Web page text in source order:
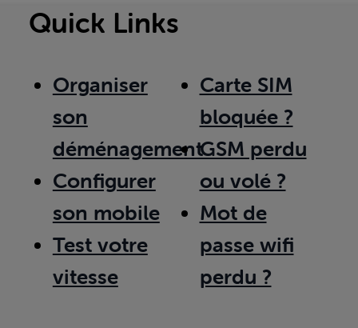
Quick Links
Organiser
son
déménagement
Configurer
son mobile
Test votre
vitesse
Carte SIM
bloquée ?
GSM perdu
ou volé ?
Mot de
passe wifi
perdu ?